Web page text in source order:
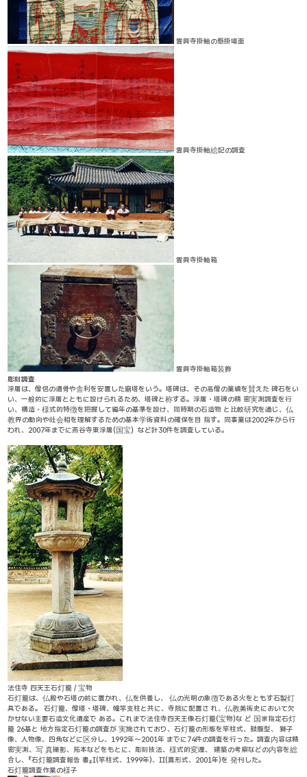
雲興寺掛軸の懸掛場面
雲興寺掛軸絵記の調査
雲興寺掛軸箱
雲興寺掛軸箱装飾
彫刻調査
浮屠は、僧侶の遺骨や舎利を安置した廟塔をいう。塔碑は、その高僧の業績を賛えた 碑石をい
い、一般的に浮屠とともに設けられるため、塔碑と称する。浮屠・塔碑の精 密実測調査を行
い、構造・様式的特徴を把握して編年の基準を設け、同時期の石造物 と比較研究を通じ、仏
教界の動向や社会相を理解するための基本学術資料の確保を目 指す。同事業は2002年から行
われ、2007年までに燕谷寺東浮屠(国宝）など計30件を調査している。
法住寺 四天王石灯籠 / 宝物
石灯籠は、仏殿や石塔の前に置かれ、仏を供養し、 仏の光明の象徴である火をともす石製灯
具である。 石灯籠、僧塔・塔碑、幢竿支柱と共に、寺院に配置さ れ、仏教美術史において欠
かせない主要石造文化遺産で ある。これまで法住寺四天王像石灯籠(宝物)な ど 国家指定石灯
籠 26基と 地方指定石灯籠の調査が 実施されており、石灯籠の形態を竿柱式、鼓腹型、 獅子
像、人物像、四角などに区分し、1992年～2001年 までに74件の調査を行った。調査内容は精
密実測、写 真撮影、拓本などをもとに、彫刻技法、様式的変遷、 建築の考察などの内容を総
合し、『石灯籠調査報告 書』Ⅰ(竿柱式、1999年)、Ⅱ(異形式、2001年)を 発刊した。
石灯籠調査作業の様子